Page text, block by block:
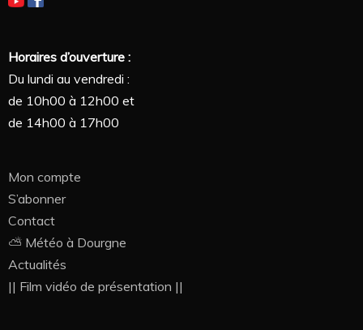
Horaires d’ouverture :
Du lundi au vendredi :
de 10h00 à 12h00 et
de 14h00 à 17h00
Mon compte
S’abonner
Contact
⛅ Météo à Dourgne
Actualités
|| Film vidéo de présentation ||